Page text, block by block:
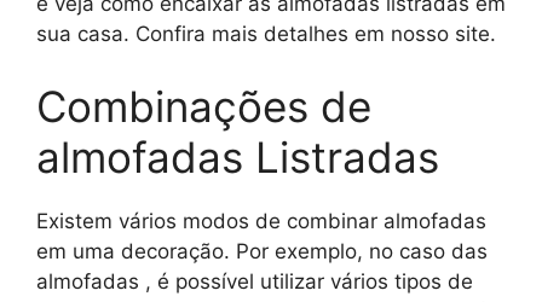
sua casa. Confira mais detalhes em nosso site.
Combinações de
almofadas Listradas
Existem vários modos de combinar almofadas
em uma decoração. Por exemplo, no caso das
almofadas , é possível utilizar vários tipos de